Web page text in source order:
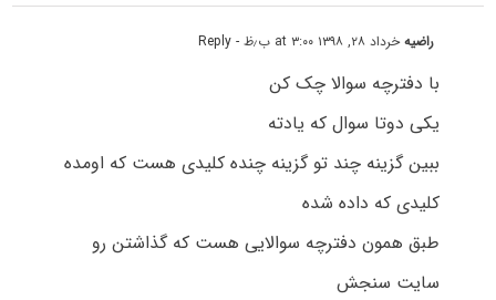
راضیهخرداد ۲۸, ۱۳۹۸ at ۳:۰۰ ب٫ظ - Reply
با دفترچه سوالا چک کن
یکی دوتا سوال که یادته
ببین گزینه چند تو گزینه چنده کلیدی هست که اومده
کلیدی که داده شده
طبق همون دفترچه سوالایی هست که گذاشتن رو
سایت سنجش